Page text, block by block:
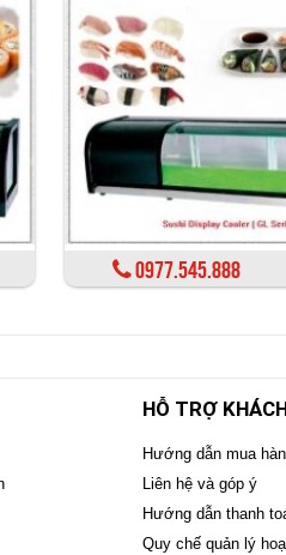
0977.545.888
HỖ TRỢ
Hướng dẫn mua
Liên hệ và góp ý
Hướng dẫn thanh
Quy chế quản lý